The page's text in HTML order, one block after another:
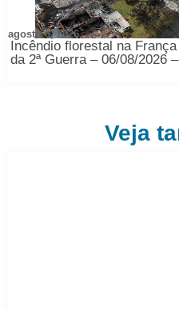
Incêndio florestal na
da 2ª Guerra – 06/08/2026
agosto 6, 2026
Veja